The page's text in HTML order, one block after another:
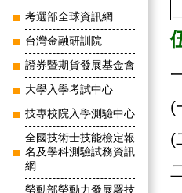
考選部全球資訊網
台灣金融研訓院
證券暨期貨發展基金會
大學入學考試中心
技專校院入學測驗中心
全國技術士技能檢定報
名及學科測驗試務資訊
網
勞動部勞動力發展署技
(
(